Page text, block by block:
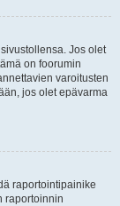
Jos olet
on foorumin
varoitusten
jos olet epävarma
raportointipainike
raportoinnin